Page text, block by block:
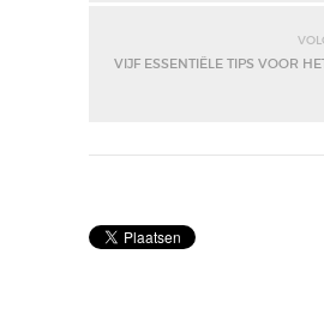
VIJF ESSENTIËLE TIPS VOOR